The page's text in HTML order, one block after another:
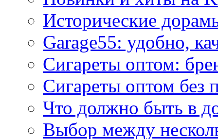
Исторические
Garage55: удобно,
Сигареты оптом:
Сигареты оптом без
Что должно быть в
Выбор между